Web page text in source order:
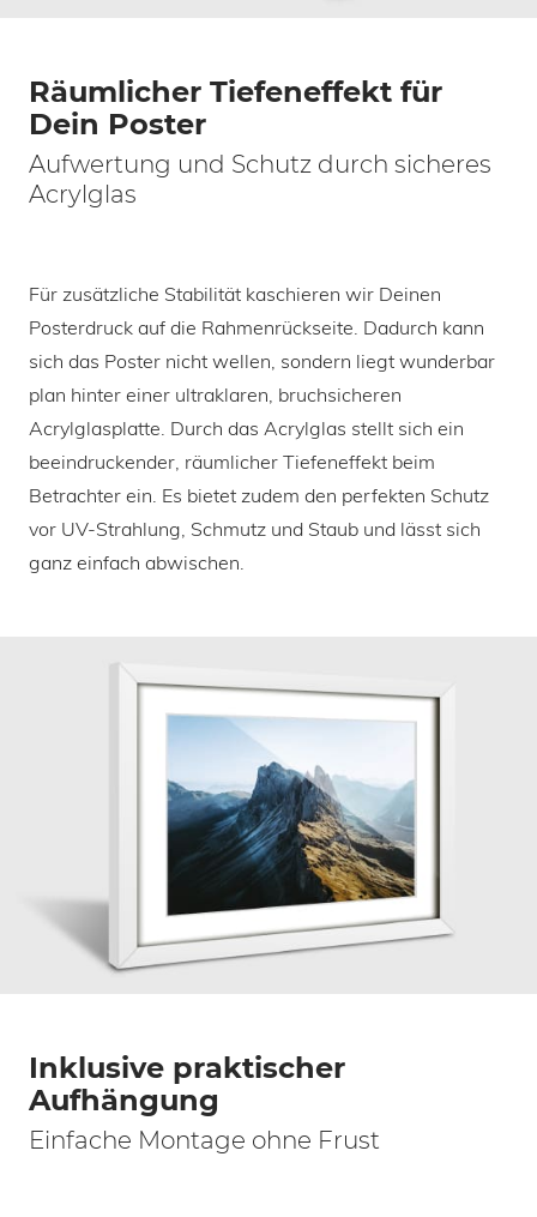
Räumlicher Tiefeneffekt für
Dein Poster
Aufwertung und Schutz durch sicheres
Acrylglas
Für zusätzliche Stabilität kaschieren wir Deinen
Posterdruck auf die Rahmenrückseite. Dadurch kann
sich das Poster nicht wellen, sondern liegt wunderbar
plan hinter einer ultraklaren, bruchsicheren
Acrylglasplatte. Durch das Acrylglas stellt sich ein
beeindruckender, räumlicher Tiefeneffekt beim
Betrachter ein. Es bietet zudem den perfekten Schutz
vor UV-Strahlung, Schmutz und Staub und lässt sich
ganz einfach abwischen.
Inklusive praktischer
Aufhängung
Einfache Montage ohne Frust